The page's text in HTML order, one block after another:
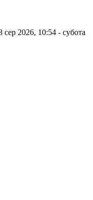
сер 2026, 10:54 - субота